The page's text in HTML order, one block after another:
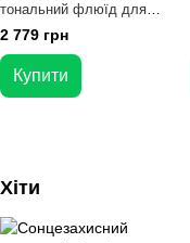
тональний флюїд для
обличчя Burberry Beyond
Wear Perfecting Matte
Foundation 20 Fair Neutral,
30 мл
2 779 грн
Купити
Хіти